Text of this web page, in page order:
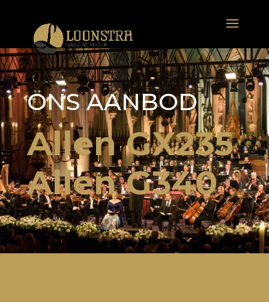
ONS AANBOD
Allen GX235
Allen G340